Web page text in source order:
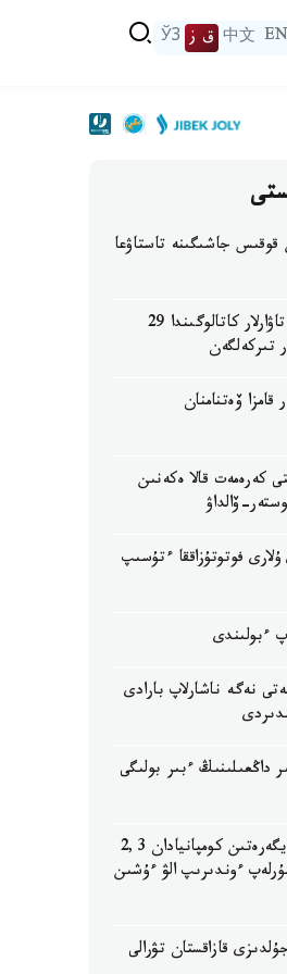
EN
中文 ق ز ЎЗ
قوقىس جاشىگىنە تاستاۋعا
قازاقستاننىڭ ۇلتتىق تاۋارلار كاتالوگىندا 29
تىركەلگەن
قامزا ۆەتنامنان
كەرەمەت قالا ەكەنىن
ۆالداۋ
ۇلارى فوتوتۇزاققا ءتۇسىپ
ءبولىندى
نەگە ناشارلاپ بارادى
داڭعىلىنىڭ ءبىر بولىگى
قاشاعان كەن ورنىن يگەرەتىن كومپانيادان 2,3
ءوندىرىپ الۋ ءۇشىن
قازاقستان تۋرالى